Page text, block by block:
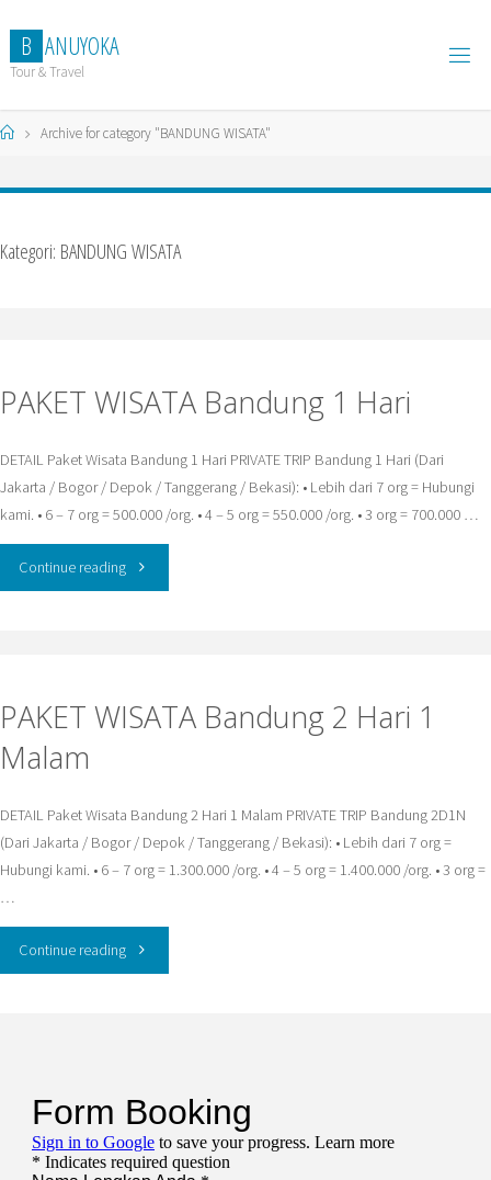
content
B ANUYOKA
Tour & Travel
HomeArchive for category "BANDUNG WISATA"
Kategori: BANDUNG WISATA
PAKET WISATA Bandung 1 Hari
DETAIL Paket Wisata Bandung 1 Hari PRIVATE TRIP Bandung 1 Hari (Dari
Jakarta / Bogor / Depok / Tanggerang / Bekasi): • Lebih dari 7 org = Hubungi
kami. • 6 – 7 org = 500.000 /org. • 4 – 5 org = 550.000 /org. • 3 org = 700.000 …
Continue reading"PAKET
1
PAKET WISATA Bandung 2 Hari 1
Malam
DETAIL Paket Wisata Bandung 2 Hari 1 Malam PRIVATE TRIP Bandung 2D1N
(Dari Jakarta / Bogor / Depok / Tanggerang / Bekasi): • Lebih dari 7 org =
Hubungi kami. • 6 – 7 org = 1.300.000 /org. • 4 – 5 org = 1.400.000 /org. • 3 org =
…
Continue reading"PAKET
Hari